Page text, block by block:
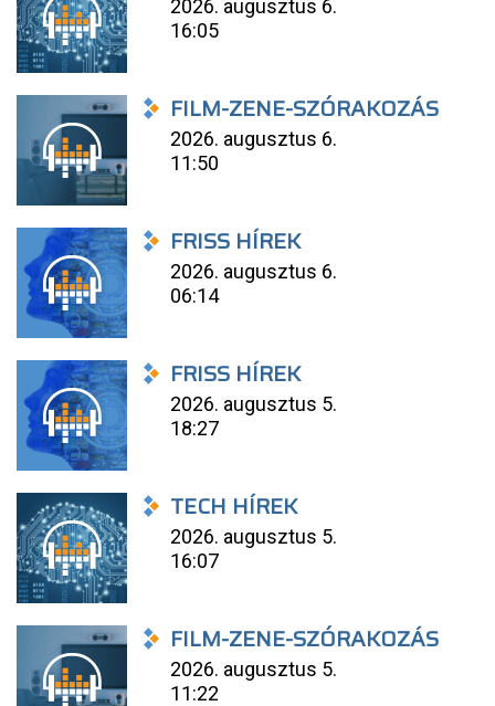
2026. augusztus 6.
16:05
FILM-ZENE-SZÓRAKOZÁS
2026. augusztus 6.
11:50
FRISS HÍREK
2026. augusztus 6.
06:14
FRISS HÍREK
2026. augusztus 5.
18:27
TECH HÍREK
2026. augusztus 5.
16:07
FILM-ZENE-SZÓRAKOZÁS
2026. augusztus 5.
11:22